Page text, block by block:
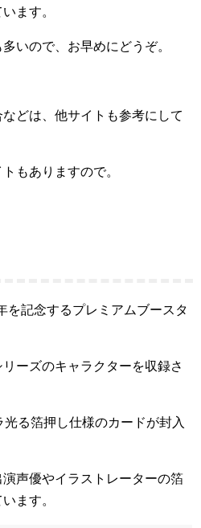
ます。
いので、お早めにどうぞ。
どは、他サイトも参考にして
もありますので。
を記念するプレミアムブースタ
ーズのキャラクターを収録さ
る箔押し仕様のカードが封入
声優やイラストレーターの箔
ます。